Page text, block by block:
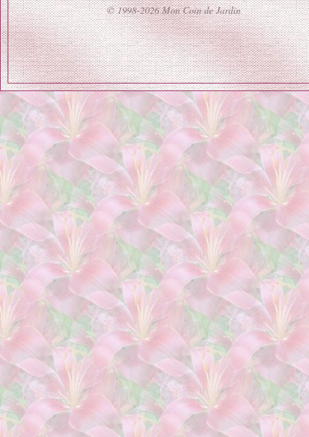
© 1998-2026 Mon Coin de Jardin